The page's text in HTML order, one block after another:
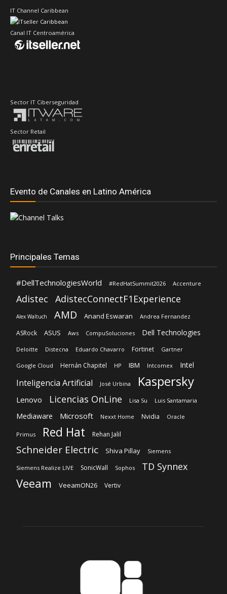
IT Channel Caribbean
Canal IT Centroamérica
Sector IT Ciberseguridad
Sector Retail
Evento de Canales en Latino América
Principales Temas
#DellTechnologiesWorld #RedHatSummit2026 Accenture
Adistec AdistecConnectF1Experience
Alex Waltuch AMD Anand Eswaran Andrea Fernandez
ASRock ASUS Aws CompuSoluciones Dell Technologies
Deloitte Distecna Eduardo Chavarro Fortinet Gartner
Google Cloud Hernán Chapitel HP IBM Intcomex Intel
Inteligencia Artificial José Urbina Kaspersky
Lenovo Licencias OnLine Lisa Su Luis Santamaria
Mediaware Microsoft Nexxt Home Nvidia Oracle
Primus Red Hat Rehan Jalil
Schneider Electric Shiva Pillay Siemens
Siemens Realize LIVE SonicWall Sophos TD Synnex
Veeam VeeamON26 Vertiv